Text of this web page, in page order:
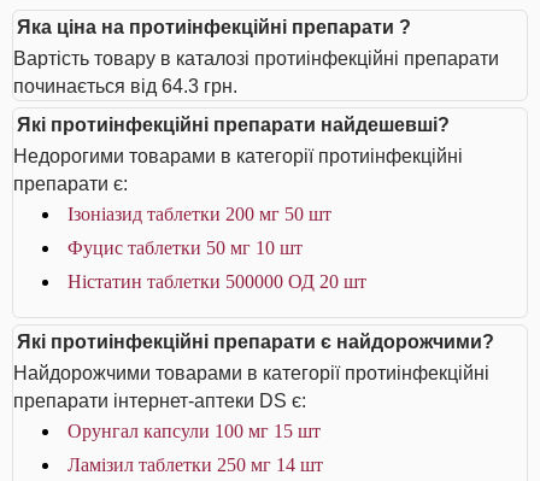
Яка ціна на протиінфекційні препарати ?
Вартість товару в каталозі протиінфекційні препарати
починається від 64.3 грн.
Які протиінфекційні препарати найдешевші?
Недорогими товарами в категорії протиінфекційні
препарати є:
Ізоніазид таблетки 200 мг 50 шт
Фуцис таблетки 50 мг 10 шт
Ністатин таблетки 500000 ОД 20 шт
Які протиінфекційні препарати є найдорожчими?
Найдорожчими товарами в категорії протиінфекційні
препарати інтернет-аптеки DS є:
Орунгал капсули 100 мг 15 шт
Ламізил таблетки 250 мг 14 шт